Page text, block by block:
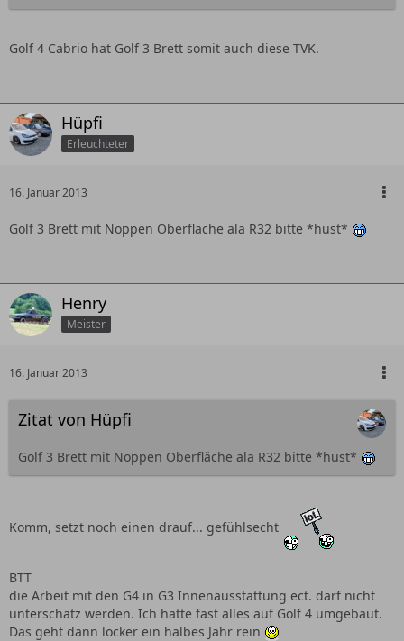
Golf 4 Cabrio hat Golf 3 Brett somit auch diese TVK.
Hüpfi
Erleuchteter
16. Januar 2013
Golf 3 Brett mit Noppen Oberfläche ala R32 bitte *hust*
Henry
Meister
16. Januar 2013
Zitat von Hüpfi
Golf 3 Brett mit Noppen Oberfläche ala R32 bitte *hust*
Komm, setzt noch einen drauf... gefühlsecht
BTT
die Arbeit mit den G4 in G3 Innenausstattung ect. darf nicht
unterschätz werden. Ich hatte fast alles auf Golf 4 umgebaut.
Das geht dann locker ein halbes Jahr rein